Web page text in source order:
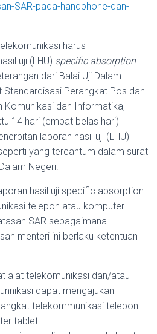
SAR-pada-handphone-dan-
harus
uji (LHU) specific absorption
dari Balai Uji Dalam
Perangkat Pos dan
Komunikasi dan Informatika,
14 hari (empat belas hari)
laporan hasil uji (LHU)
yang tercantum dalam surat
Negeri.
hasil uji specific absorption
telepon atau komputer
SAR sebagaimana
menteri ini berlaku ketentuan
alat telekomunikasi dan/atau
dapat mengajukan
telekommunikasi telepon
tablet.